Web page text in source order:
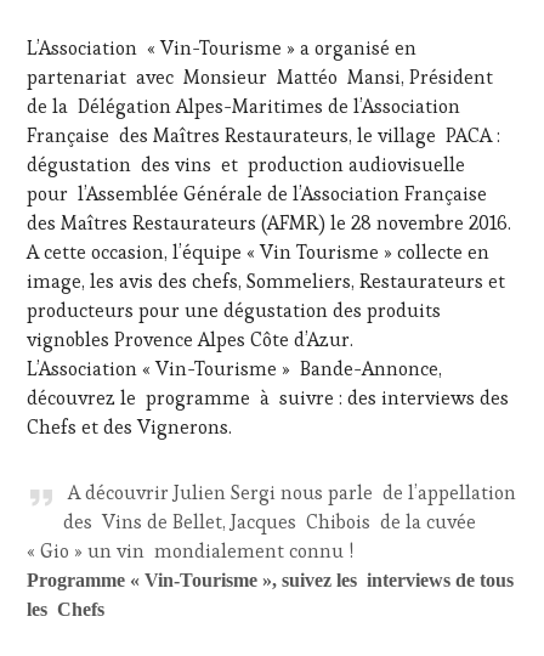
L’Association « Vin-Tourisme » a organisé en
partenariat avec Monsieur Mattéo Mansi, Président
de la Délégation Alpes-Maritimes de l’Association
Française des Maîtres Restaurateurs, le village PACA :
dégustation des vins et production audiovisuelle
pour l’Assemblée Générale de l’Association Française
des Maîtres Restaurateurs (AFMR) le 28 novembre 2016.
A cette occasion, l’équipe « Vin Tourisme » collecte en
image, les avis des chefs, Sommeliers, Restaurateurs et
producteurs pour une dégustation des produits
vignobles Provence Alpes Côte d’Azur.
L’Association « Vin-Tourisme » Bande-Annonce,
découvrez le programme à suivre : des interviews des
Chefs et des Vignerons.
A découvrir Julien Sergi nous parle de l’appellation
des Vins de Bellet, Jacques Chibois de la cuvée
« Gio » un vin mondialement connu !
Programme « Vin-Tourisme », suivez les interviews de tous
les Chefs